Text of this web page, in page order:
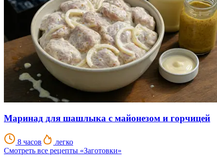
Маринад для шашлыка с майонезом и горчицей
8 часов
легко
Смотреть все рецепты «Заготовки»